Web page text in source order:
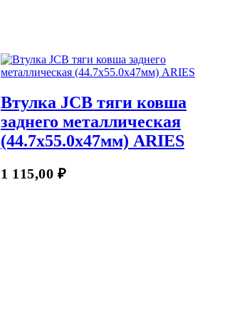
Втулка JCB тяги ковша
заднего металлическая
(44.7х55.0х47мм) ARIES
1 115,00₽
В Корзину